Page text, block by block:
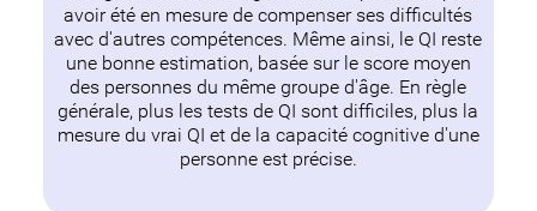
avoir été en mesure de compenser ses difficultés
avec d'autres compétences. Même ainsi, le QI reste
une bonne estimation, basée sur le score moyen
des personnes du même groupe d'âge. En règle
générale, plus les tests de QI sont difficiles, plus la
mesure du vrai QI et de la capacité cognitive d'une
personne est précise.